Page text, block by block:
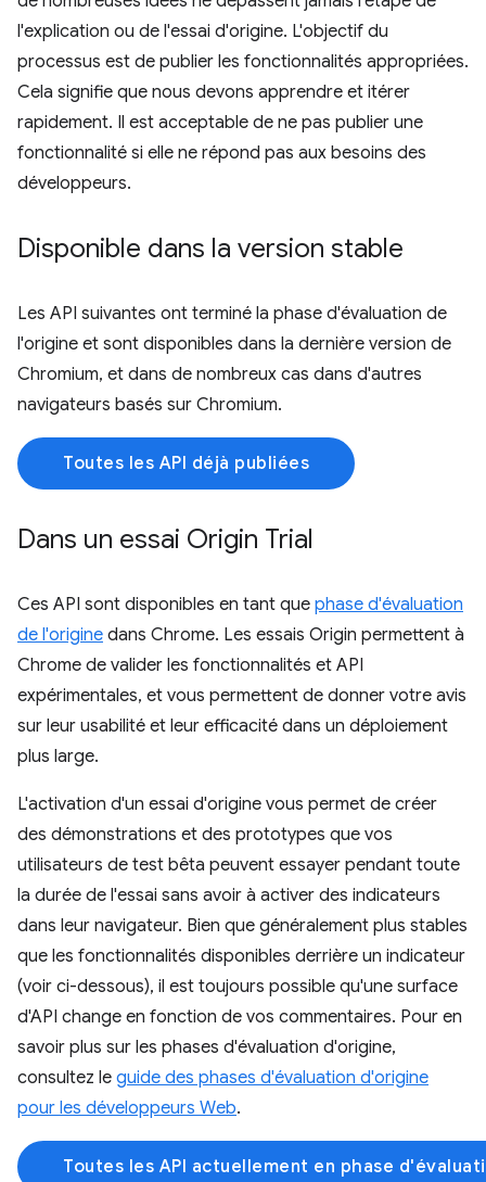
l'explication ou de l'essai d'origine. L'objectif du
processus est de publier les fonctionnalités appropriées.
Cela signifie que nous devons apprendre et itérer
rapidement. Il est acceptable de ne pas publier une
fonctionnalité si elle ne répond pas aux besoins des
développeurs.
Disponible dans la version stable
Les API suivantes ont terminé la phase d'évaluation de
l'origine et sont disponibles dans la dernière version de
Chromium, et dans de nombreux cas dans d'autres
navigateurs basés sur Chromium.
Toutes les API déjà publiées
Dans un essai Origin Trial
Ces API sont disponibles en tant que phase d'évaluation
de l'origine dans Chrome. Les essais Origin permettent à
Chrome de valider les fonctionnalités et API
expérimentales, et vous permettent de donner votre avis
sur leur usabilité et leur efficacité dans un déploiement
plus large.
L'activation d'un essai d'origine vous permet de créer
des démonstrations et des prototypes que vos
utilisateurs de test bêta peuvent essayer pendant toute
la durée de l'essai sans avoir à activer des indicateurs
dans leur navigateur. Bien que généralement plus stables
que les fonctionnalités disponibles derrière un indicateur
(voir ci-dessous), il est toujours possible qu'une surface
d'API change en fonction de vos commentaires. Pour en
savoir plus sur les phases d'évaluation d'origine,
consultez le guide des phases d'évaluation d'origine
pour les développeurs Web.
Toutes les API actuellement en phase